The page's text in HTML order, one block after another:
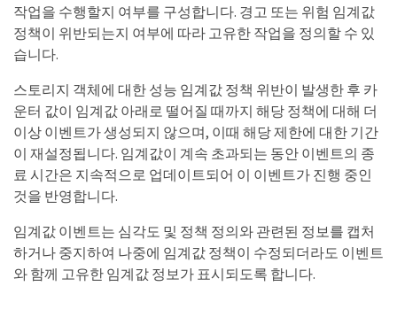
작업을 수행할지 여부를 구성합니다. 경고 또는 위험 임계값
정책이 위반되는지 여부에 따라 고유한 작업을 정의할 수 있
습니다.
스토리지 객체에 대한 성능 임계값 정책 위반이 발생한 후 카
운터 값이 임계값 아래로 떨어질 때까지 해당 정책에 대해 더
이상 이벤트가 생성되지 않으며, 이때 해당 제한에 대한 기간
이 재설정됩니다. 임계값이 계속 초과되는 동안 이벤트의 종
료 시간은 지속적으로 업데이트되어 이 이벤트가 진행 중인
것을 반영합니다.
임계값 이벤트는 심각도 및 정책 정의와 관련된 정보를 캡처
하거나 중지하여 나중에 임계값 정책이 수정되더라도 이벤트
와 함께 고유한 임계값 정보가 표시되도록 합니다.